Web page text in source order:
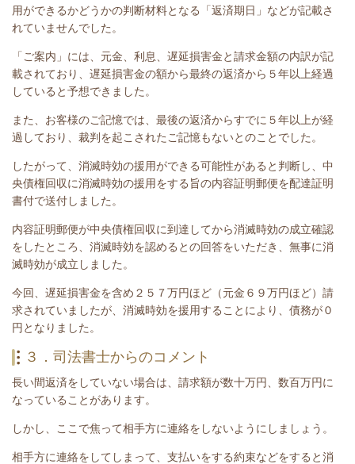
用ができるかどうかの判断材料となる
「返済期日」などが記載さ
れていませんでした。
「ご案内」には、元金、利息、遅延損害金と請求金額の内訳が記
載されており、遅延損害金の額から最終の返済から５年以上経過
していると予想できました。
また、お客様のご記憶では、最後の返済からすでに５年以上が経
過しており、 裁判を起こされたご記憶もないとのことでした。
したがって、消滅時効の援用ができる可能性があると判断し、中
央債権回収に消滅時効の援用をする旨の内容証明郵便を配達証明
書付で送付しました。
内容証明郵便が中央債権回収に到達してから消滅時効の成立確認
をしたところ、消滅時効を認めるとの回答をいただき、無事に消
滅時効が成立しました。
今回、 遅延損害金を含め２５７万円ほど（元金６９万円ほど） 請
求されていましたが、消滅時効を援用することにより、債務が０
円となりました。
３．司法書士からのコメント
長い間返済をしていない場合は、請求額が数十万円、数百万円に
なっていることがあります。
しかし、ここで焦って相手方に連絡をしないようにしましょう。
相手方に連絡をしてしまって、支払いをする約束などをすると消